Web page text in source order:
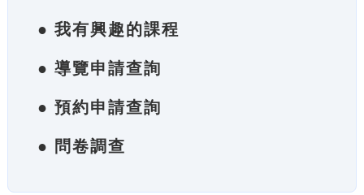
● 我有興趣的課程
● 導覽申請查詢
● 預約申請查詢
● 問卷調查